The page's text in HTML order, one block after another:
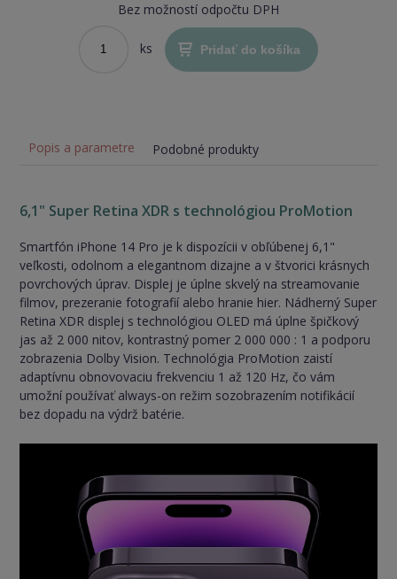
Bez možností odpočtu DPH
ks Pridať do košíka
Popis a parametre Podobné produkty
6,1" Super Retina XDR s technológiou ProMotion
Smartfón iPhone 14 Pro je k dispozícii v obľúbenej 6,1"
veľkosti, odolnom a elegantnom dizajne a v štvorici krásnych
povrchových úprav. Displej je úplne skvelý na streamovanie
filmov, prezeranie fotografií alebo hranie hier. Nádherný Super
Retina XDR displej s technológiou OLED má úplne špičkový
jas až 2 000 nitov, kontrastný pomer 2 000 000 : 1 a podporu
zobrazenia Dolby Vision. Technológia ProMotion zaistí
adaptívnu obnovovaciu frekvenciu 1 až 120 Hz, čo vám
umožní používať always-on režim sozobrazením notifikácií
bez dopadu na výdrž batérie.